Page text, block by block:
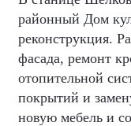
районный Дом
реконструкция.
фасада, ремонт
отопительной
покрытий и
новую мебель и